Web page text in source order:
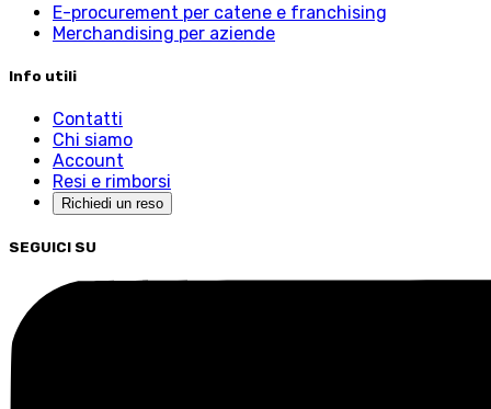
E-procurement per catene e franchising
Merchandising per aziende
Info utili
Contatti
Chi siamo
Account
Resi e rimborsi
Richiedi un reso
SEGUICI SU